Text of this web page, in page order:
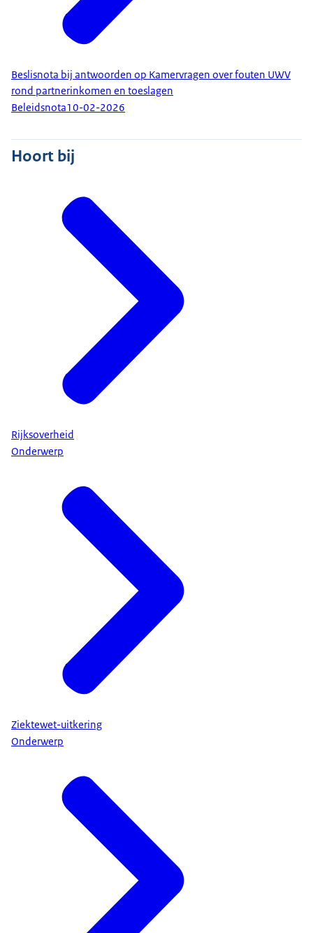
Beslisnota bij antwoorden op Kamervragen over fouten UWV
rond partnerinkomen en toeslagen
Beleidsnota10-02-2026
Hoort bij
Rijksoverheid
Onderwerp
Ziektewet-uitkering
Onderwerp